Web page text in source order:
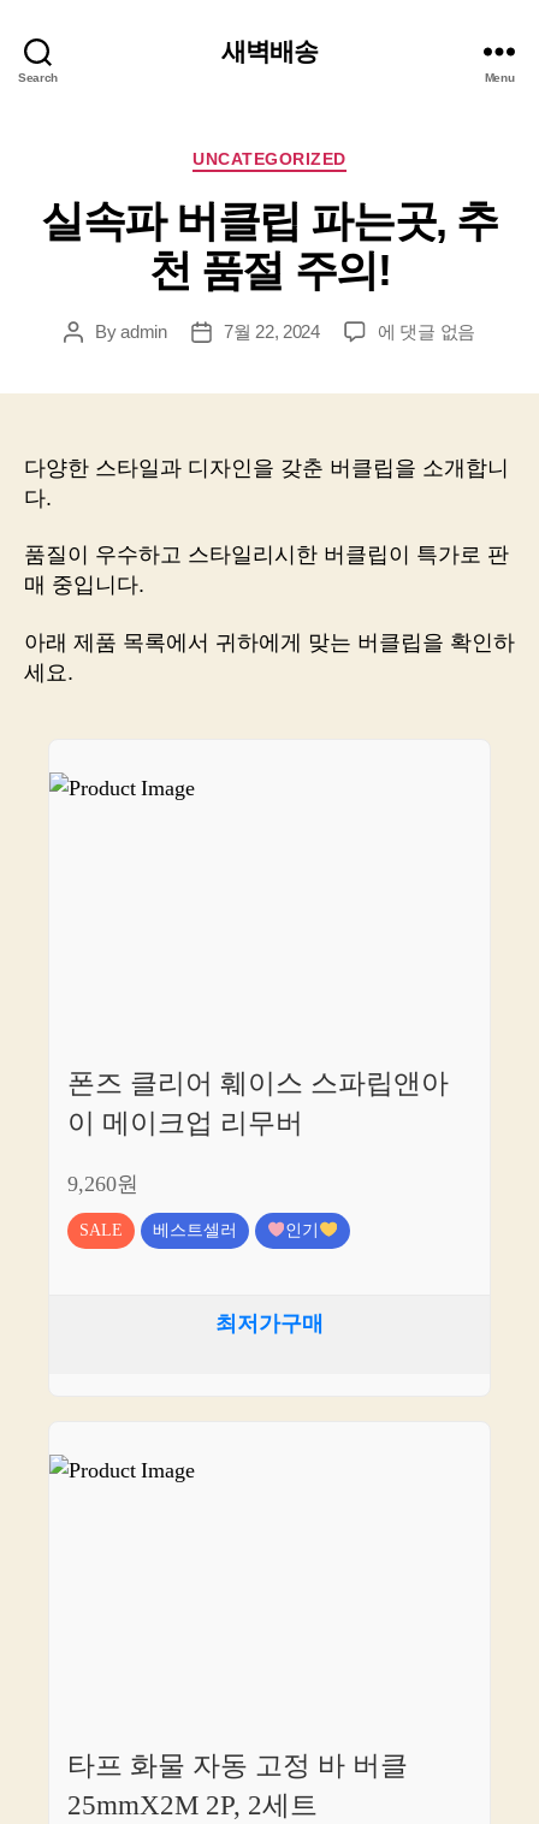
Search
새벽배송
Menu
Categories
UNCATEGORIZED
실속파 버클립 파는곳, 추
천 품절 주의!
PostByadmin
Post7월 22, 2024
실
립
곳,
추
절
에 댓글 없음
다양한 스타일과 디자인을 갖춘 버클립을 소개합니
다.
품질이 우수하고 스타일리시한 버클립이 특가로 판
매 중입니다.
아래 제품 목록에서 귀하에게 맞는 버클립을 확인하
세요.
폰즈 클리어 훼이스 스파립앤아
이 메이크업 리무버
9,260원
SALE 베스트셀러 인기
최저가구매
타프 화물 자동 고정 바 버클
25mmX2M 2P, 2세트